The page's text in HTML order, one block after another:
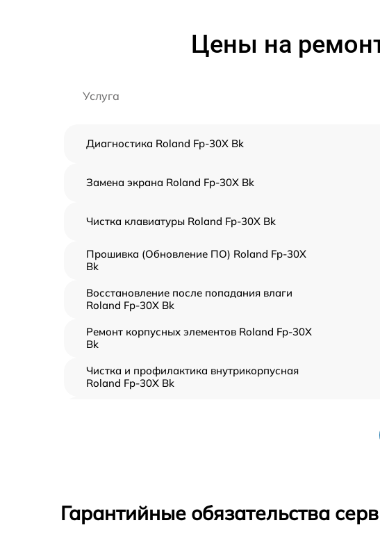
Цены на
Услуга
Диагностика Roland Fp-30X Bk
Замена экрана Roland Fp-30X Bk
Чистка клавиатуры Roland Fp-30X Bk
Прошивка (Обновление ПО) Roland Fp-30X
Bk
Восстановление после попадания влаги
Roland Fp-30X Bk
Ремонт корпусных элементов Roland Fp-30X
Bk
Чистка и профилактика внутрикорпусная
Roland Fp-30X Bk
Гарантийные обязательства